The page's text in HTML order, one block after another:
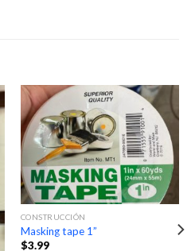
CONSTRUCCIÓN
Masking tape 1”
$3.99